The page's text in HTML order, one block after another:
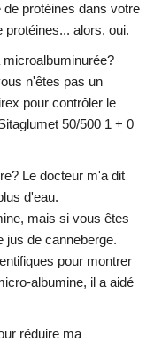
protéines dans votre
protéines... alors, oui.
n'êtes pas un
pour contrôler le
50/500 1 + 0
Le docteur m'a dit
d'eau.
mais si vous êtes
jus de canneberge.
pour montrer
albumine, il a aidé
réduire ma